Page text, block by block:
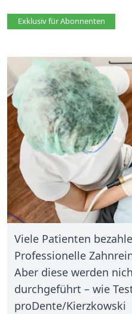
Artikel vorlesen
Exklusiv für Abonnenten
Viele Patienten
Professionelle
Aber diese werden
durchgeführt – wie
proDente/Kierzkowski